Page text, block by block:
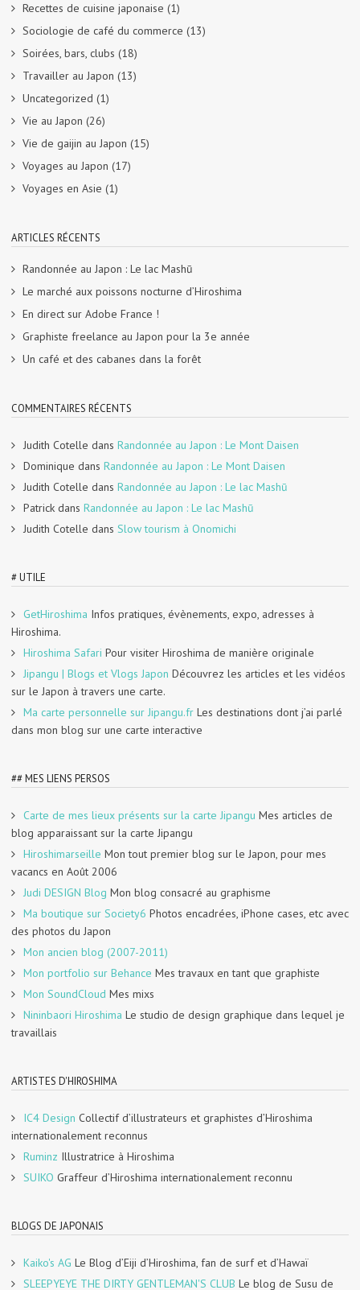
Recettes de cuisine japonaise (1)
Sociologie de café du commerce (13)
Soirées, bars, clubs (18)
Travailler au Japon (13)
Uncategorized (1)
Vie au Japon (26)
Vie de gaijin au Japon (15)
Voyages au Japon (17)
Voyages en Asie (1)
ARTICLES RÉCENTS
Randonnée au Japon : Le lac Mashū
Le marché aux poissons nocturne d’Hiroshima
En direct sur Adobe France !
Graphiste freelance au Japon pour la 3e année
Un café et des cabanes dans la forêt
COMMENTAIRES RÉCENTS
Judith Cotelle dans Randonnée au Japon : Le Mont Daisen
Dominique dans Randonnée au Japon : Le Mont Daisen
Judith Cotelle dans Randonnée au Japon : Le lac Mashū
Patrick dans Randonnée au Japon : Le lac Mashū
Judith Cotelle dans Slow tourism à Onomichi
# UTILE
GetHiroshima Infos pratiques, évènements, expo, adresses à
Hiroshima.
Hiroshima Safari Pour visiter Hiroshima de manière originale
Jipangu | Blogs et Vlogs Japon Découvrez les articles et les vidéos
sur le Japon à travers une carte.
Ma carte personnelle sur Jipangu.fr Les destinations dont j’ai parlé
dans mon blog sur une carte interactive
## MES LIENS PERSOS
Carte de mes lieux présents sur la carte Jipangu Mes articles de
blog apparaissant sur la carte Jipangu
Hiroshimarseille Mon tout premier blog sur le Japon, pour mes
vacancs en Août 2006
Judi DESIGN Blog Mon blog consacré au graphisme
Ma boutique sur Society6 Photos encadrées, iPhone cases, etc avec
des photos du Japon
Mon ancien blog (2007-2011)
Mon portfolio sur Behance Mes travaux en tant que graphiste
Mon SoundCloud Mes mixs
Nininbaori Hiroshima Le studio de design graphique dans lequel je
travaillais
ARTISTES D'HIROSHIMA
IC4 Design Collectif d’illustrateurs et graphistes d’Hiroshima
internationalement reconnus
Ruminz Illustratrice à Hiroshima
SUIKO Graffeur d’Hiroshima internationalement reconnu
BLOGS DE JAPONAIS
Kaiko's AG Le Blog d’Eiji d’Hiroshima, fan de surf et d’Hawaï
SLEEPYEYE THE DIRTY GENTLEMAN'S CLUB Le blog de Susu de